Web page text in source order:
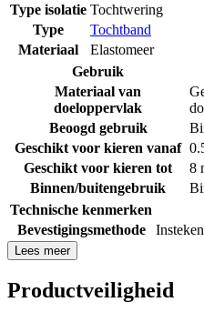
Type isolatie Tochtwering
Type
Tochtband
Materiaal
Elastomeer
Gebruik
Materiaal van
doeloppervlak
Beoogd gebruik
Geschikt voor kieren vanaf
Geschikt voor kieren tot
8
Binnen/buitengebruik
Technische kenmerken
Bevestigingsmethode
Insteken
Lees meer
Productveiligheid